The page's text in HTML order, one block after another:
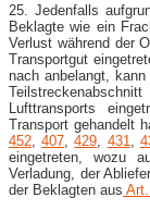
25. Jedenfalls
Beklagte wie ein
Verlust während der
Transportgut
nach anbelangt,
Lufttransports
Transport gehandelt
452 ,407 ,429 431
eingetreten, wozu
Verladung, der
der Beklagten aus